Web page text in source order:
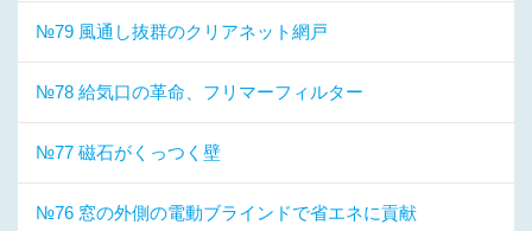
№79 風通し抜群のクリアネット網戸
№78 給気口の革命、フリマーフィルター
№77 磁石がくっつく壁
№76 窓の外側の電動ブラインドで省エネに貢献